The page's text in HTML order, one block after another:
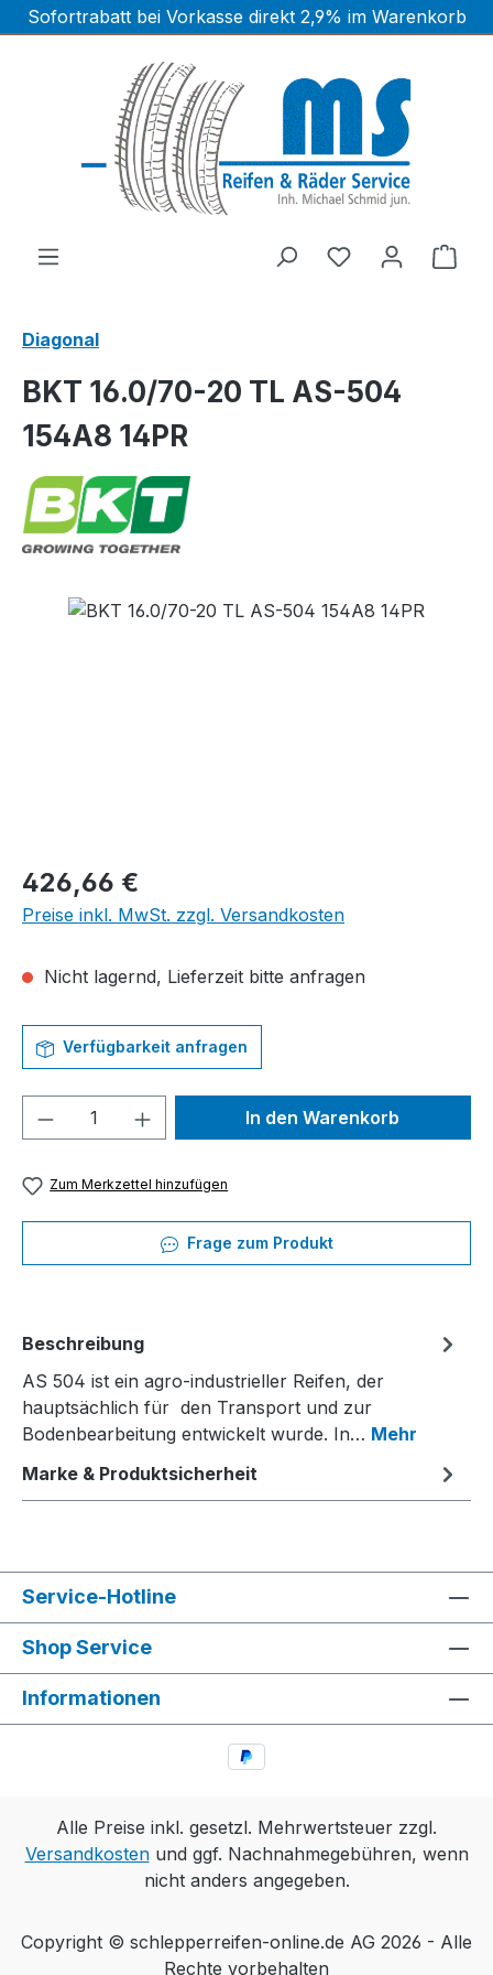
Zum Hauptinhalt springen
Sofortrabatt bei Vorkasse direkt 2,9% im Warenkorb
Diagonal
BKT 16.0/70-20 TL AS-504
154A8 14PR
Bildergalerie überspringen
Regulärer Preis:
426,66 €
Preise inkl. MwSt. zzgl. Versandkosten
Nicht lagernd, Lieferzeit bitte anfragen
Verfügbarkeit anfragen
Produkt Anzahl: Gib denIn den Warenkorb
Zum Merkzettel hinzufügen
Frage zum Produkt
Beschreibung
AS 504 ist ein agro-industrieller Reifen, der
hauptsächlich für den Transport und zur
Bodenbearbeitung entwickelt wurde. In… Mehr
Marke & Produktsicherheit
Service-Hotline
Shop Service
Informationen
Alle Preise inkl. gesetzl. Mehrwertsteuer zzgl.
Versandkostenund ggf. Nachnahmegebühren, wenn
nicht anders angegeben.
Copyright © schlepperreifen-online.de AG 2026 - Alle
Rechte vorbehalten